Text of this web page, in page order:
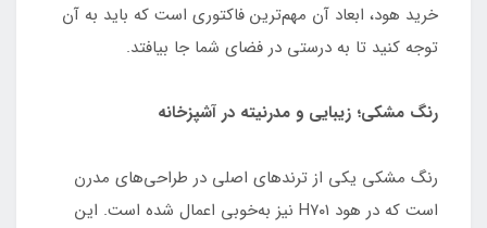
خرید هود، ابعاد آن مهم‌ترین فاکتوری است که باید به آن
توجه کنید تا به درستی در فضای شما جا بیافتد.
رنگ مشکی؛ زیبایی و مدرنیته در آشپزخانه
رنگ مشکی یکی از ترندهای اصلی در طراحی‌های مدرن
است که در هود H۷۰۱ نیز به‌خوبی اعمال شده است. این